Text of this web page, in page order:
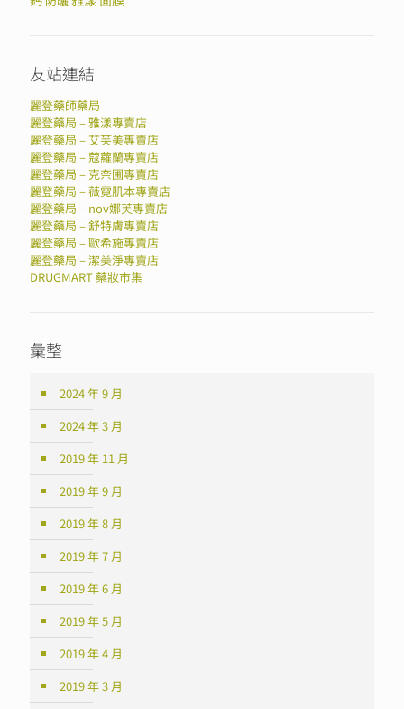
友站連結
麗登藥師藥局
麗登藥局 – 雅漾專賣店
麗登藥局 – 艾芙美專賣店
麗登藥局 – 蔻蘿蘭專賣店
麗登藥局 – 克奈圃專賣店
麗登藥局 – 薇霓肌本專賣店
麗登藥局 – nov娜芙專賣店
麗登藥局 – 舒特膚專賣店
麗登藥局 – 歐希施專賣店
麗登藥局 – 潔美淨專賣店
DRUGMART 藥妝市集
彙整
2024 年 9 月
2024 年 3 月
2019 年 11 月
2019 年 9 月
2019 年 8 月
2019 年 7 月
2019 年 6 月
2019 年 5 月
2019 年 4 月
2019 年 3 月